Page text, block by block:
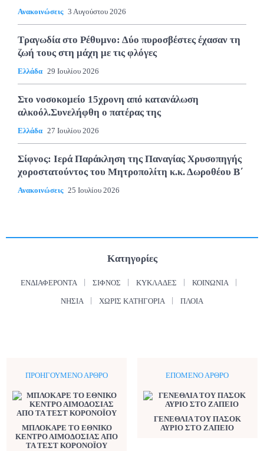
Ανακοινώσεις 3 Αυγούστου 2026
Τραγωδία στο Ρέθυμνο: Δύο πυροσβέστες έχασαν τη
ζωή τους στη μάχη με τις φλόγες
Ελλάδα 29 Ιουλίου 2026
Στο νοσοκομείο 15χρονη από κατανάλωση
αλκοόλ.Συνελήφθη ο πατέρας της
Ελλάδα 27 Ιουλίου 2026
Σίφνος: Ιερά Παράκληση της Παναγίας Χρυσοπηγής
χοροστατούντος του Μητροπολίτη κ.κ. Δωροθέου Β΄
Ανακοινώσεις 25 Ιουλίου 2026
Κατηγορίες
ΕΝΔΙΑΦΈΡΟΝΤΑ ΣΊΦΝΟΣ ΚΥΚΛΆΔΕΣ ΚΟΙΝΩΝΊΑ
ΝΗΣΙΆ ΧΩΡΊΣ ΚΑΤΗΓΟΡΊΑ ΠΛΟΊΑ
ΠΡΟΗΓΟΎΜΕΝΟ ΆΡΘΡΟ
ΜΠΛΟΚΑΡΕ ΤΟ ΕΘΝΙΚΟ
ΚΕΝΤΡΟ ΑΙΜΟΔΟΣΙΑΣ ΑΠΟ
ΤΑ ΤΕΣΤ ΚΟΡΟΝΟΪΟΥ
ΕΠΌΜΕΝΟ ΆΡΘΡΟ
ΓΕΝΕΘΛΙΑ ΤΟΥ ΠΑΣΟΚ
ΑΥΡΙΟ ΣΤΟ ΖΑΠΕΙΟ